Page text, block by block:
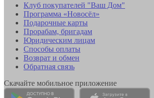
Клуб покупателей "Ваш Дом"
Программа «Новосёл»
Подарочные карты
Прорабам, бригадам
Юридическим лицам
Способы оплаты
Возврат и обмен
Обратная связь
Скачайте мобильное приложение